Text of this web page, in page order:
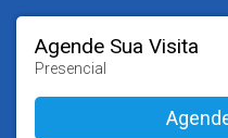
Agende Sua Visita
Presencial